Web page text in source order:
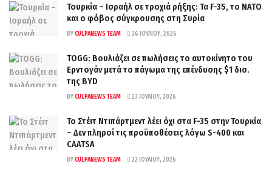
Τουρκία – Ισραήλ σε τροχιά ρήξης: Τα F-35, το ΝΑΤΟ
και ο φόβος σύγκρουσης στη Συρία
BYCULPANEWS TEAM 26 ΙΟΥΛΊΟΥ, 2026
TOGG: Βουλιάζει σε πωλήσεις το αυτοκίνητο του
Ερντογάν μετά το πάγωμα της επένδυσης $1 δισ.
της BYD
BYCULPANEWS TEAM 23 ΙΟΥΛΊΟΥ, 2026
Το Στέιτ Ντιπάρτμεντ λέει όχι στα F-35 στην Τουρκία
– Δεν πληροί τις προϋποθέσεις λόγω S-400 και
CAATSA
BYCULPANEWS TEAM 22 ΙΟΥΛΊΟΥ, 2026